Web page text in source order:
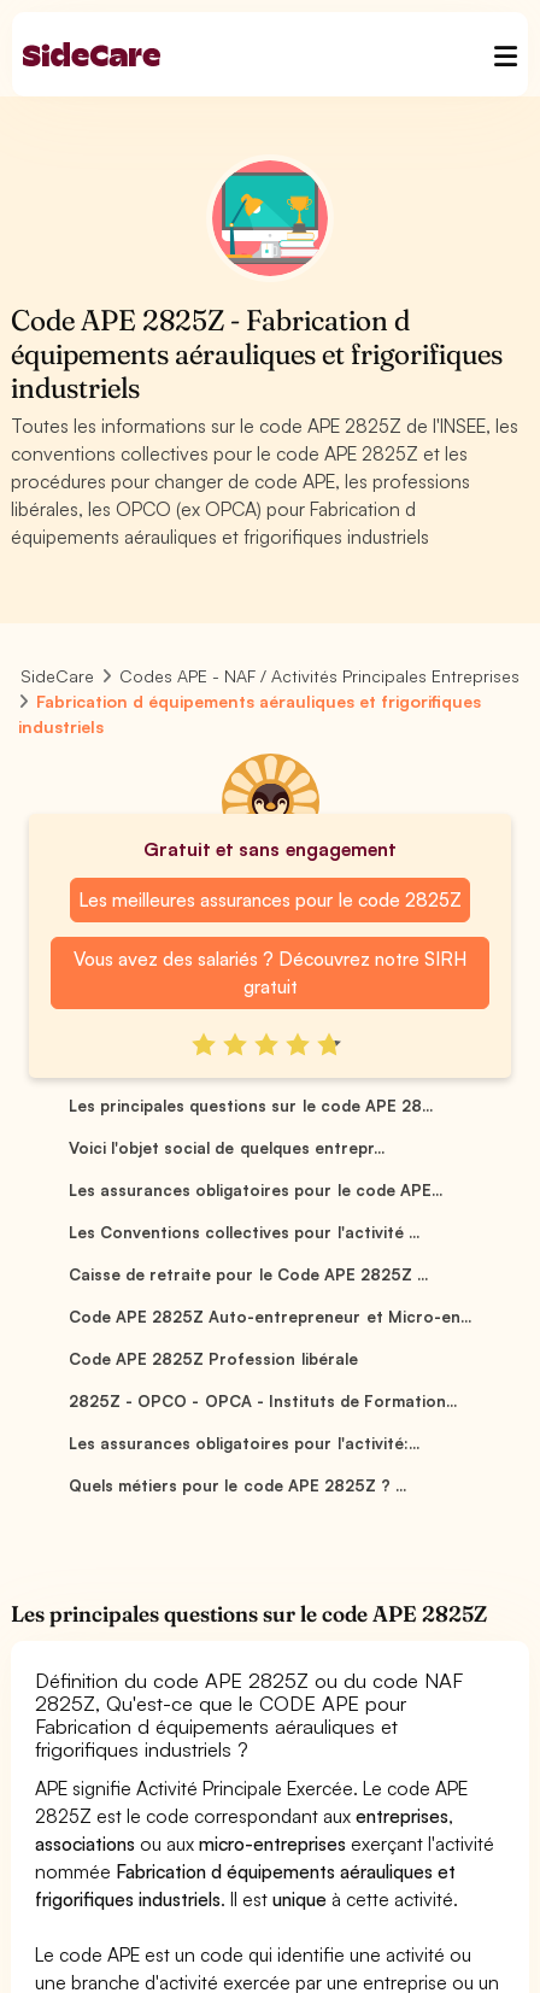
Code APE 2825Z - Fabrication d
équipements aérauliques et frigorifiques
industriels
Toutes les informations sur le code APE 2825Z de l'INSEE, les
conventions collectives pour le code APE 2825Z et les
procédures pour changer de code APE, les professions
libérales, les OPCO (ex OPCA) pour Fabrication d
équipements aérauliques et frigorifiques industriels
SideCare
Codes APE - NAF / Activités Principales Entreprises
Fabrication d équipements aérauliques et frigorifiques
industriels
Gratuit et sans engagement
Les meilleures assurances pour le code 2825Z
Vous avez des salariés ? Découvrez notre SIRH
gratuit
Les principales questions sur le code APE 28...
Voici l'objet social de quelques entrepr...
Les assurances obligatoires pour le code APE...
Les Conventions collectives pour l'activité ...
Caisse de retraite pour le Code APE 2825Z ...
Code APE 2825Z Auto-entrepreneur et Micro-en...
Code APE 2825Z Profession libérale
2825Z - OPCO - OPCA - Instituts de Formation...
Les assurances obligatoires pour l'activité:...
Quels métiers pour le code APE 2825Z ? ...
Les principales questions sur le code APE 2825Z
Définition du code APE 2825Z ou du code NAF
2825Z, Qu'est-ce que le CODE APE pour
Fabrication d équipements aérauliques et
frigorifiques industriels ?
APE signifie Activité Principale Exercée. Le code APE
2825Z est le code correspondant auxentreprises,
associations ou auxmicro-entreprises exerçant l'activité
nommée Fabrication d équipements aérauliques et
frigorifiques industriels. Il estunique à cette activité.
Le code APE est un code qui identifie une activité ou
une branche d'activité exercée par une entreprise ou un